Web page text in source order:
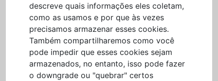
descreve quais informações eles coletam,
como as usamos e por que às vezes
precisamos armazenar esses cookies.
Também compartilharemos como você
pode impedir que esses cookies sejam
armazenados, no entanto, isso pode fazer
o downgrade ou "quebrar" certos